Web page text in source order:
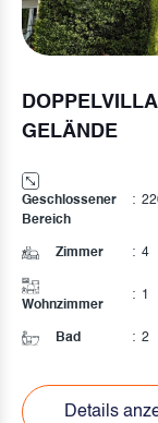
GELÄNDE
Geschlossener
Bereich
:
Zimmer : 4
Wohnzimmer
: 1
Bad : 2
Details